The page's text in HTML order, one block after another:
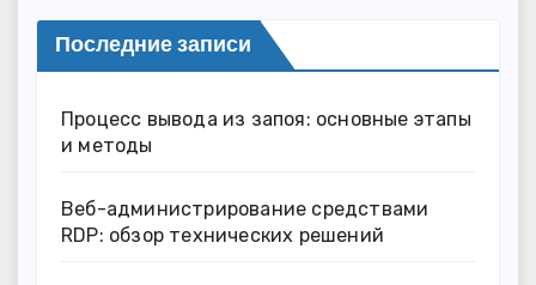
Последние записи
Процесс вывода из запоя: основные этапы
и методы
Веб-администрирование средствами
RDP: обзор технических решений